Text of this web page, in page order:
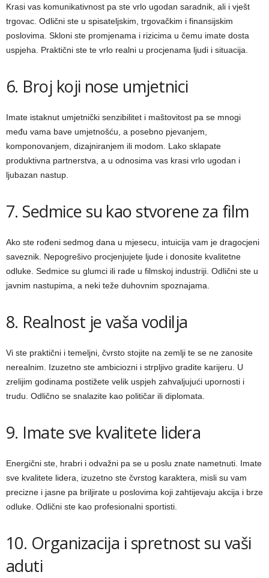
Krasi vas komunikativnost pa ste vrlo ugodan saradnik, ali i vješt
trgovac. Odlični ste u spisateljskim, trgovačkim i finansijskim
poslovima. Skloni ste promjenama i rizicima u čemu imate dosta
uspjeha. Praktični ste te vrlo realni u procjenama ljudi i situacija.
6. Broj koji nose umjetnici
Imate istaknut umjetnički senzibilitet i maštovitost pa se mnogi
među vama bave umjetnošću, a posebno pjevanjem,
komponovanjem, dizajniranjem ili modom. Lako sklapate
produktivna partnerstva, a u odnosima vas krasi vrlo ugodan i
ljubazan nastup.
7. Sedmice su kao stvorene za film
Ako ste rođeni sedmog dana u mjesecu, intuicija vam je dragocjeni
saveznik. Nepogrešivo procjenjujete ljude i donosite kvalitetne
odluke. Sedmice su glumci ili rade u filmskoj industriji. Odlični ste u
javnim nastupima, a neki teže duhovnim spoznajama.
8. Realnost je vaša vodilja
Vi ste praktični i temeljni, čvrsto stojite na zemlji te se ne zanosite
nerealnim. Izuzetno ste ambiciozni i strpljivo gradite karijeru. U
zrelijim godinama postižete velik uspjeh zahvaljujući upornosti i
trudu. Odlično se snalazite kao političar ili diplomata.
9. Imate sve kvalitete lidera
Energični ste, hrabri i odvažni pa se u poslu znate nametnuti. Imate
sve kvalitete lidera, izuzetno ste čvrstog karaktera, misli su vam
precizne i jasne pa briljirate u poslovima koji zahtijevaju akcija i brze
odluke. Odlični ste kao profesionalni sportisti.
10. Organizacija i spretnost su vaši
aduti